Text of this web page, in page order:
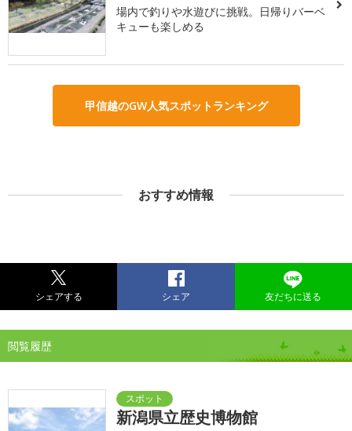
場内で釣りや水遊びに挑戦。日帰りバーベ
キューも楽しめる
甲信越のGW人気スポットランキング
おすすめ情報
シェアする シェア 友だちに送る
閲覧履歴
新潟県立歴史博物館